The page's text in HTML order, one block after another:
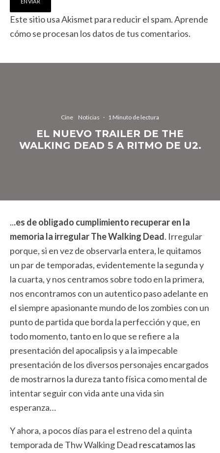
Este sitio usa Akismet para reducir el spam.Aprende
cómo se procesan los datos de tus comentarios.
Cine Noticias · 1 Minuto de lectura
EL NUEVO TRAILER DE THE
WALKING DEAD 5 A RITMO DE U2.
...es de obligado cumplimiento recuperar en la
memoria la irregular The Walking Dead. Irregular
porque, si en vez de observarla entera, le quitamos
un par de temporadas, evidentemente la segunda y
la cuarta, y nos centramos sobre todo en la primera,
nos encontramos con un autentico paso adelante en
el siempre apasionante mundo de los zombies con un
punto de partida que borda la perfección y que, en
todo momento, tanto en lo que se refiere a la
presentación del apocalipsis y a la impecable
presentación de los diversos personajes encargados
de mostrarnos la dureza tanto física como mental de
intentar seguir con vida ante una vida sin
esperanza…
Y ahora, a pocos días para el estreno del a quinta
temporada de Thw Walking Dead rescatamos las